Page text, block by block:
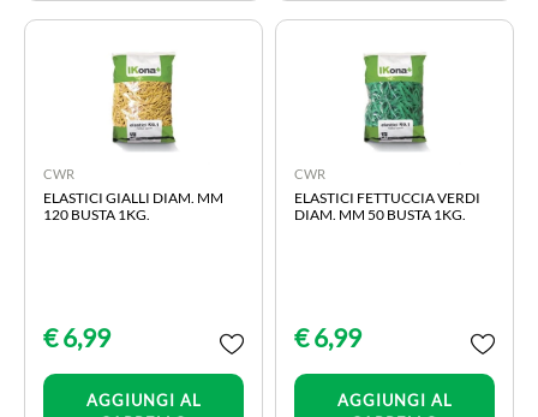
CWR
ELASTICI GIALLI DIAM. MM
120 BUSTA 1KG.
€ 6,99
AGGIUNGI AL
CWR
ELASTICI FETTUCCIA VERDI
DIAM. MM 50 BUSTA 1KG.
€ 6,99
AGGIUNGI AL